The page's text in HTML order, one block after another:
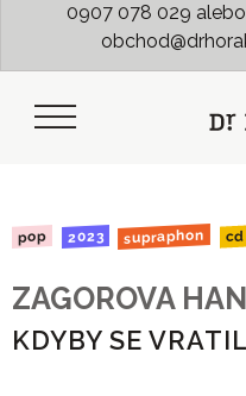
0907 078 029
pop 2023 supraphon cd
ZAGOROVA
KDYBY SE